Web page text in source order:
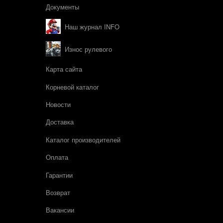
Документы
Наш журнал INFO
Износ рулевого
Карта сайта
Корневой каталог
Новости
Доставка
Каталог производителей
Оплата
Гарантии
Возврат
Вакансии